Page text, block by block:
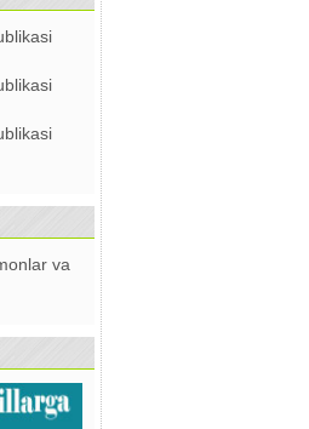
va